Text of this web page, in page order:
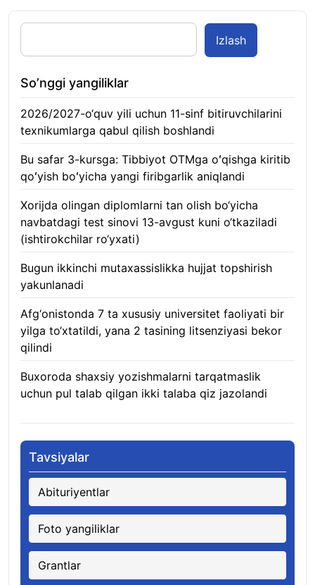
Izlash
So’nggi yangiliklar
2026/2027-o‘quv yili uchun 11-sinf bitiruvchilarini
texnikumlarga qabul qilish boshlandi
Bu safar 3-kursga: Tibbiyot OTMga oʻqishga kiritib
qoʻyish boʻyicha yangi firibgarlik aniqlandi
Xorijda olingan diplomlarni tan olish bo‘yicha
navbatdagi test sinovi 13-avgust kuni o‘tkaziladi
(ishtirokchilar ro‘yxati)
Bugun ikkinchi mutaxassislikka hujjat topshirish
yakunlanadi
Afg‘onistonda 7 ta xususiy universitet faoliyati bir
yilga to‘xtatildi, yana 2 tasining litsenziyasi bekor
qilindi
Buxoroda shaxsiy yozishmalarni tarqatmaslik
uchun pul talab qilgan ikki talaba qiz jazolandi
Tavsiyalar
Abituriyentlar
Foto yangiliklar
Grantlar